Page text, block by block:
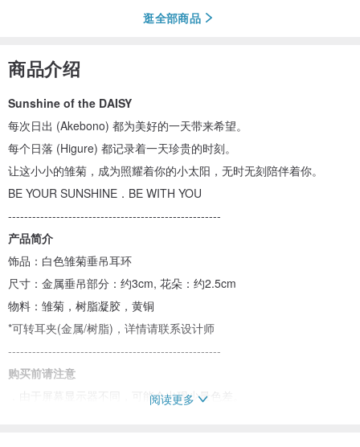
逛全部商品
商品介绍
Sunshine of the DAISY
每次日出 (Akebono) 都为美好的一天带来希望。
每个日落 (Higure) 都记录着一天珍贵的时刻。
让这小小的雏菊，成为照耀着你的小太阳，无时无刻陪伴着你。
BE YOUR SUNSHINE．BE WITH YOU
-----------------------------------------------------
产品简介
饰品：白色雏菊垂吊耳环
尺寸：金属垂吊部分：约3cm, 花朵：约2.5cm
物料：雏菊，树脂凝胶，黄铜
*可转耳夹(金属/树脂)，详情请联系设计师
-----------------------------------------------------
购买前请注意
．由于屏幕显示器不同，可能会出现少量色差。
阅读更多